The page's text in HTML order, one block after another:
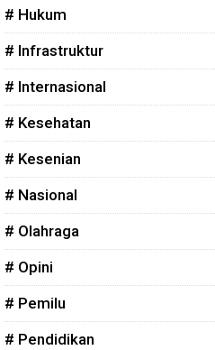
# Hukum
# Infrastruktur
# Internasional
# Kesehatan
# Kesenian
# Nasional
# Olahraga
# Opini
# Pemilu
# Pendidikan